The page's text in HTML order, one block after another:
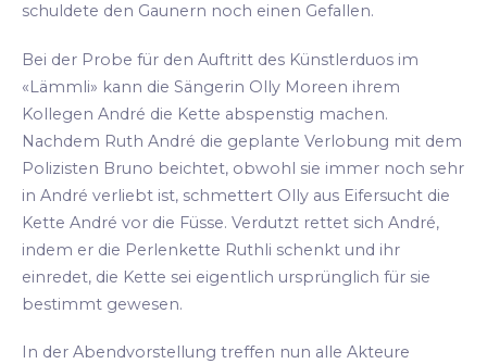
schuldete den Gaunern noch einen Gefallen.
Bei der Probe für den Auftritt des Künstlerduos im
«Lämmli» kann die Sängerin Olly Moreen ihrem
Kollegen André die Kette abspenstig machen.
Nachdem Ruth André die geplante Verlobung mit dem
Polizisten Bruno beichtet, obwohl sie immer noch sehr
in André verliebt ist, schmettert Olly aus Eifersucht die
Kette André vor die Füsse. Verdutzt rettet sich André,
indem er die Perlenkette Ruthli schenkt und ihr
einredet, die Kette sei eigentlich ursprünglich für sie
bestimmt gewesen.
In der Abendvorstellung treffen nun alle Akteure